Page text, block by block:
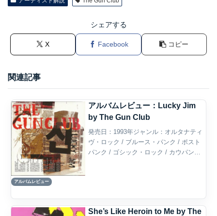
シェアする
X Facebook コピー
関連記事
アルバムレビュー
アルバムレビュー：Lucky Jim
by The Gun Club
発売日：1993年ジャンル：オルタナティ
ヴ・ロック / ブルース・パンク / ポスト
パンク / ゴシック・ロック / カウパンク /
She’s Like Heroin to Me by The